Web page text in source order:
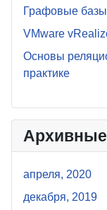
Графовые
VMware
Основы
практике
апреля, 2020
декабря, 2019